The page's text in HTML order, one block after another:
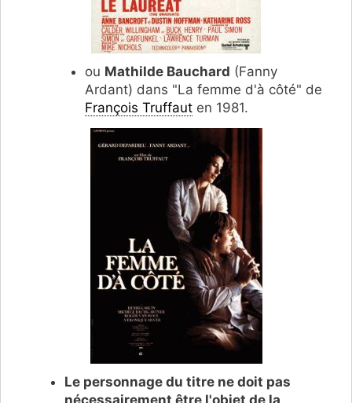
ou Mathilde Bauchard (Fanny
Ardant) dans "La femme d'à côté" de
François Truffauten 1981.
Le personnage du titre ne doit pas
nécessairement être l'objet de la